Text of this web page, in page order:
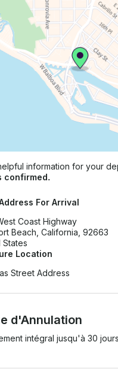
information for your
confirmed.
For Arrival
Coast Highway
Beach, California, 92663
States
Location
Street Address
d'Annulation
intégral jusqu'à 30